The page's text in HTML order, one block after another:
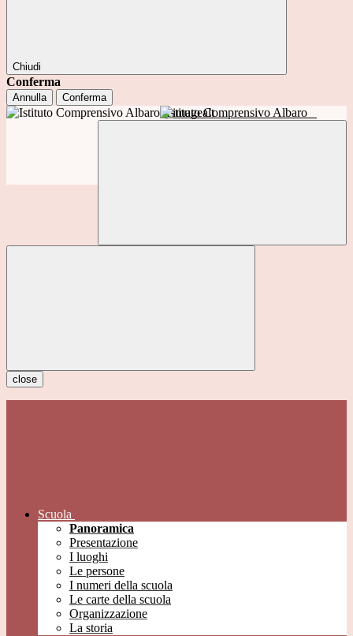
Chiudi
Conferma
Annulla Conferma
Istituto Comprensivo Albaro
close
Scuola
Panoramica
Presentazione
I luoghi
Le persone
I numeri della scuola
Le carte della scuola
Organizzazione
La storia